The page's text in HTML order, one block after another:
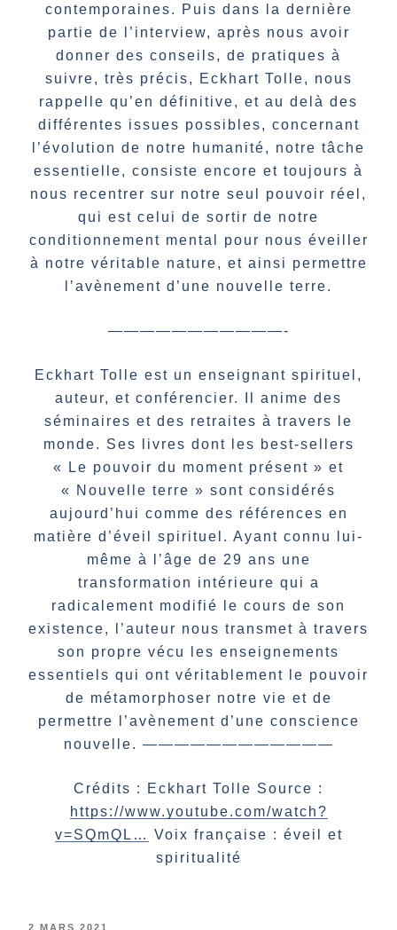
contemporaines. Puis dans la dernière
partie de l’interview, après nous avoir
donner des conseils, de pratiques à
suivre, très précis, Eckhart Tolle, nous
rappelle qu’en définitive, et au delà des
différentes issues possibles, concernant
l’évolution de notre humanité, notre tâche
essentielle, consiste encore et toujours à
nous recentrer sur notre seul pouvoir réel,
qui est celui de sortir de notre
conditionnement mental pour nous éveiller
à notre véritable nature, et ainsi permettre
l’avènement d’une nouvelle terre.
———————————-
Eckhart Tolle est un enseignant spirituel,
auteur, et conférencier. Il anime des
séminaires et des retraites à travers le
monde. Ses livres dont les best-sellers
« Le pouvoir du moment présent » et
« Nouvelle terre » sont considérés
aujourd’hui comme des références en
matière d’éveil spirituel. Ayant connu lui-
même à l’âge de 29 ans une
transformation intérieure qui a
radicalement modifié le cours de son
existence, l’auteur nous transmet à travers
son propre vécu les enseignements
essentiels qui ont véritablement le pouvoir
de métamorphoser notre vie et de
permettre l’avènement d’une conscience
nouvelle. ————————————
Crédits : Eckhart Tolle Source :
https://www.youtube.com/watch?
v=SQmQL… Voix française : éveil et
spiritualité
PUBLIÉ
2 MARS 2021